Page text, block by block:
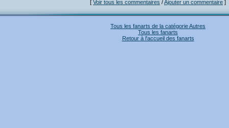
[ Voir tous les commentaires /Ajouter un commentaire ]
Tous les fanarts de la catégorie Autres
Tous les fanarts
Retour à l'accueil des fanarts